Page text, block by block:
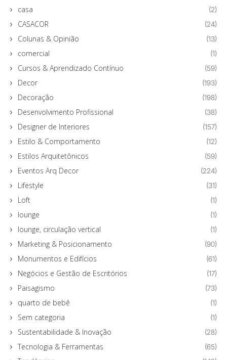
casa (2)
CASACOR (24)
Colunas & Opinião (13)
comercial (1)
Cursos & Aprendizado Contínuo (59)
Decor (193)
Decoração (198)
Desenvolvimento Profissional (38)
Designer de Interiores (157)
Estilo & Comportamento (12)
Estilos Arquitetônicos (59)
Eventos Arq Decor (224)
Lifestyle (31)
Loft (1)
lounge (1)
lounge, circulação vertical (1)
Marketing & Posicionamento (90)
Monumentos e Edifícios (61)
Negócios e Gestão de Escritórios (17)
Paisagismo (73)
quarto de bebê (1)
Sem categoria (1)
Sustentabilidade & Inovação (28)
Tecnologia & Ferramentas (65)